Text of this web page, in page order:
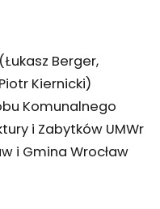
Berger,
Kiernicki)
Komunalnego
i Zabytków UMWr
i Gmina Wrocław